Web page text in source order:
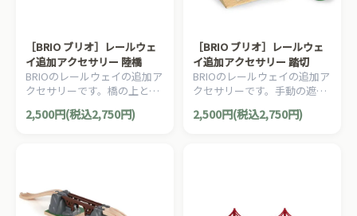
［BRIO ブリオ］レールウェ
イ追加アクセサリー 陸橋
BRIOのレールウェイの追加ア
クセサリーです。橋の上と下
す。3ピース。
2,500円(税込2,750円)
［BRIO ブリオ］レールウェ
イ追加アクセサリー 踏切
BRIOのレールウェイの追加ア
クセサリーです。手動の遮断
ル108mmが1本がセットにな
2,500円(税込2,750円)